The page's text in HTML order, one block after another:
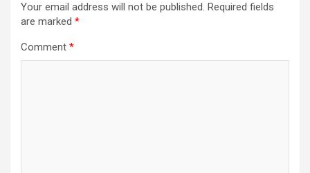
Your email address will not be published. Required fields
are marked *
Comment *